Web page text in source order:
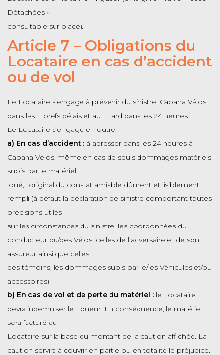
Détachées »
consultable sur place).
Article 7 – Obligations du
Locataire en cas d’accident
ou de vol
Le Locataire s’engage à prévenir du sinistre, Cabana Vélos,
dans les + brefs délais et au + tard dans les 24 heures.
Le Locataire s’engage en outre :
a) En cas d’accident : à adresser dans les 24 heures à
Cabana Vélos, même en cas de seuls dommages matériels
subis par le matériel
loué, l’original du constat amiable dûment et lisiblement
rempli (à défaut la déclaration de sinistre comportant toutes
précisions utiles
sur les circonstances du sinistre, les coordonnées du
conducteur du/des Vélos, celles de l’adversaire et de son
assureur ainsi que celles
des témoins, les dommages subis par le/les Véhicules et/ou
accessoires)
b) En cas de vol et de perte du matériel : le Locataire
devra indemniser le Loueur. En conséquence, le matériel
sera facturé au
Locataire sur la base du montant de la caution affichée. La
caution servira à couvrir en partie ou en totalité le préjudice.